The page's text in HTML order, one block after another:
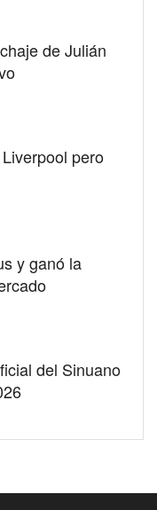
de Julián
pero
y ganó la
del Sinuano